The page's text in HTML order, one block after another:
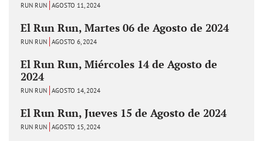
RUN RUN AGOSTO 11, 2024
El Run Run, Martes 06 de Agosto de 2024
RUN RUN AGOSTO 6, 2024
El Run Run, Miércoles 14 de Agosto de
2024
RUN RUN AGOSTO 14, 2024
El Run Run, Jueves 15 de Agosto de 2024
RUN RUN AGOSTO 15, 2024